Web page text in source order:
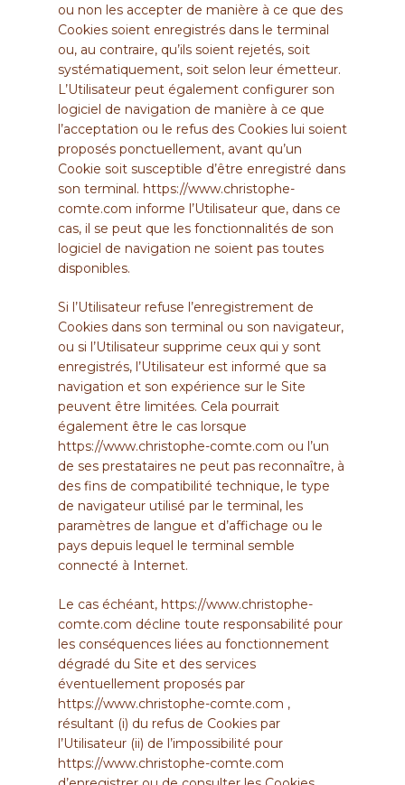
ou non les accepter de manière à ce que des
Cookies soient enregistrés dans le terminal
ou, au contraire, qu’ils soient rejetés, soit
systématiquement, soit selon leur émetteur.
L’Utilisateur peut également configurer son
logiciel de navigation de manière à ce que
l’acceptation ou le refus des Cookies lui soient
proposés ponctuellement, avant qu’un
Cookie soit susceptible d’être enregistré dans
son terminal. https://www.christophe-
comte.com informe l’Utilisateur que, dans ce
cas, il se peut que les fonctionnalités de son
logiciel de navigation ne soient pas toutes
disponibles.
Si l’Utilisateur refuse l’enregistrement de
Cookies dans son terminal ou son navigateur,
ou si l’Utilisateur supprime ceux qui y sont
enregistrés, l’Utilisateur est informé que sa
navigation et son expérience sur le Site
peuvent être limitées. Cela pourrait
également être le cas lorsque
https://www.christophe-comte.com ou l’un
de ses prestataires ne peut pas reconnaître, à
des fins de compatibilité technique, le type
de navigateur utilisé par le terminal, les
paramètres de langue et d’affichage ou le
pays depuis lequel le terminal semble
connecté à Internet.
Le cas échéant, https://www.christophe-
comte.com décline toute responsabilité pour
les conséquences liées au fonctionnement
dégradé du Site et des services
éventuellement proposés par
https://www.christophe-comte.com ,
résultant (i) du refus de Cookies par
l’Utilisateur (ii) de l’impossibilité pour
https://www.christophe-comte.com